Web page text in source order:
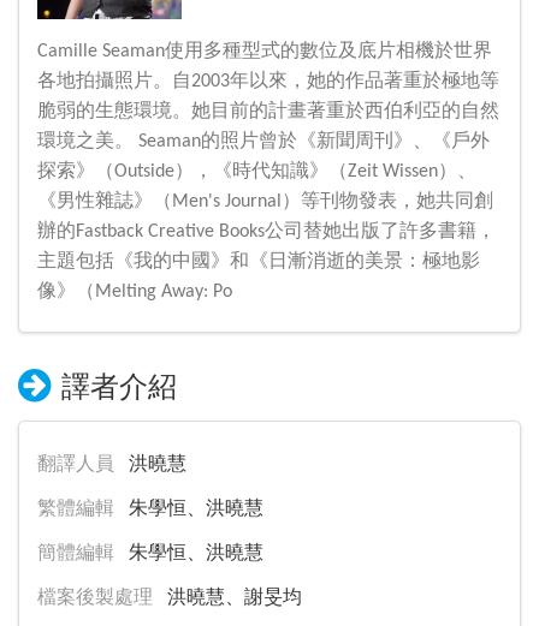
Camille Seaman使用多種型式的數位及底片相機於世界
各地拍攝照片。自2003年以來，她的作品著重於極地等
脆弱的生態環境。她目前的計畫著重於西伯利亞的自然
環境之美。 Seaman的照片曾於《新聞周刊》、《戶外
探索》（Outside），《時代知識》（Zeit Wissen）、
《男性雜誌》（Men's Journal）等刊物發表，她共同創
辦的Fastback Creative Books公司替她出版了許多書籍，
主題包括《我的中國》和《日漸消逝的美景：極地影
像》（Melting Away: Po
譯者介紹
翻譯人員 洪曉慧
繁體編輯 朱學恒、洪曉慧
簡體編輯 朱學恒、洪曉慧
檔案後製處理 洪曉慧、謝旻均